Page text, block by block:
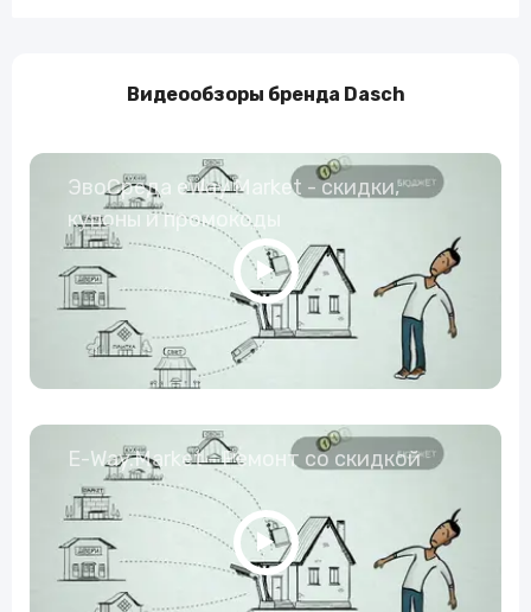
Видеообзоры бренда Dasch
ЭвоСреда eWay Market - скидки,
купоны и промокоды
E-Way.Market - Ремонт со скидкой